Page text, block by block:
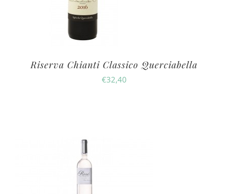
Riserva Chianti Classico Querciabella
€32,40